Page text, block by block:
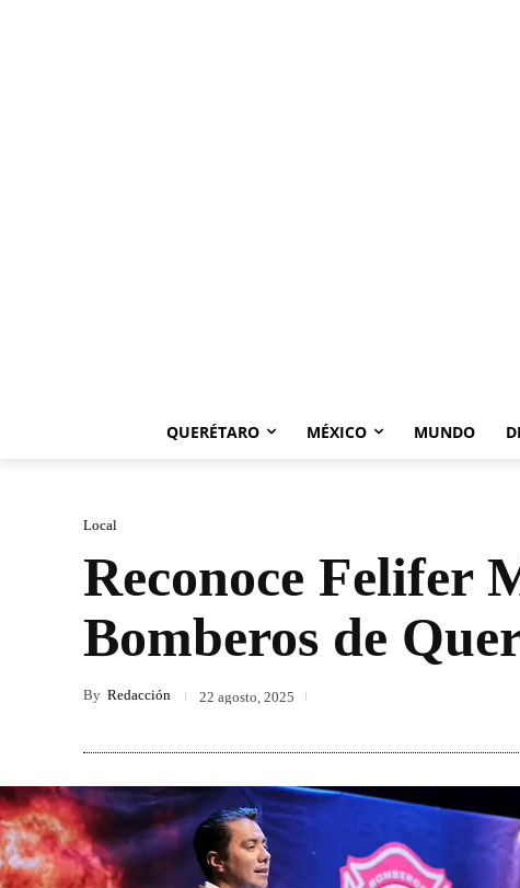
QUERÉTARO MÉXICO MUNDO
Local
Reconoce Felifer
Bomberos de
By Redacción 22 agosto, 2025